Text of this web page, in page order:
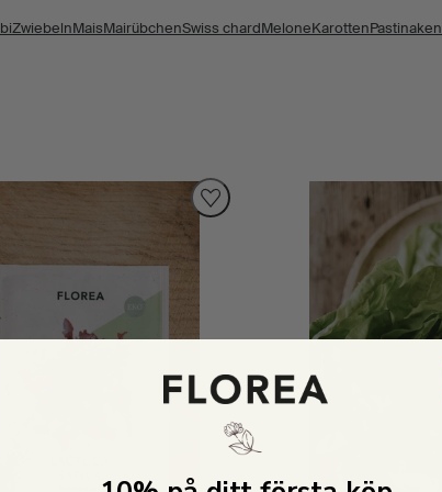
ZwiebelnMaisMairübchenSwiss chardMeloneKarottenPastinaken